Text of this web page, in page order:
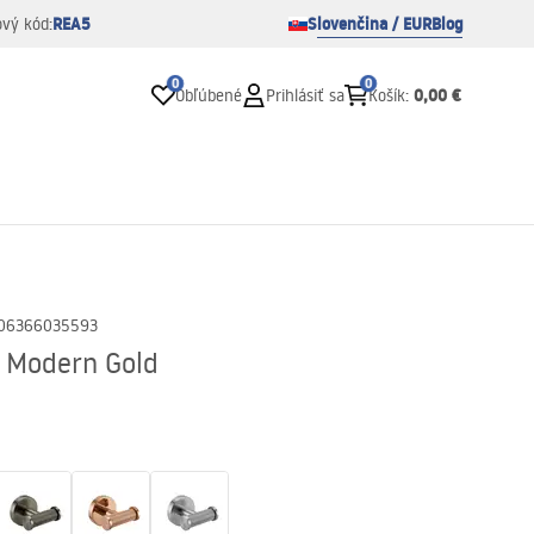
kód:REA5 Slovenčina / EURBlog
0
Obľúbené Prihlásiť sa
0
Košík: 0,00 €
Gold